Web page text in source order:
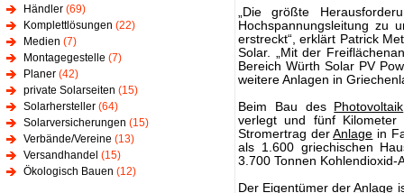
Händler (69)
Komplettlösungen (22)
Medien (7)
Montagegestelle (7)
Planer (42)
private Solarseiten (15)
Solarhersteller (64)
Solarversicherungen (15)
Verbände/Vereine (13)
Versandhandel (15)
Ökologisch Bauen (12)
„Die größte
Hochspannungsleitung zu
erstreckt“, erklärt Patrick
Solar. „Mit der
Bereich Würth Solar PV
weitere Anlagen in
Beim Bau des
Photovoltaik
verlegt und fünf Kilometer
Stromertrag derAnlage in
als 1.600 griechischen
3.700 Tonnen Kohlendioxid-
Der Eigentümer derAnlage